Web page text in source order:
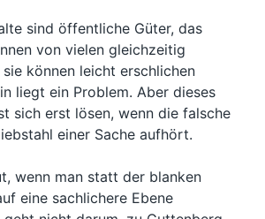
sind öffentliche Güter, das
von vielen gleichzeitig
können leicht erschlichen
liegt ein Problem. Aber dieses
sich erst lösen, wenn die falsche
einer Sache aufhört.
wenn man statt der blanken
eine sachlichere Ebene